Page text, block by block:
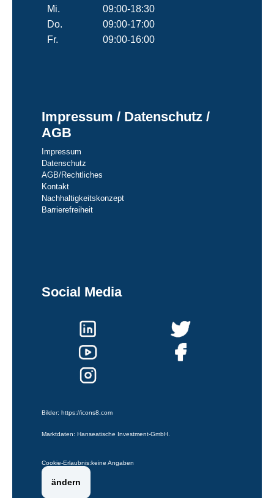
Mi.
09:00-18:30
Do.
09:00-17:00
Fr.
09:00-16:00
Impressum / Datenschutz /
AGB
Impressum
Datenschutz
AGB/Rechtliches
Kontakt
Nachhaltigkeitskonzept
Barrierefreiheit
Social Media
Bilder: https://icons8.com
Marktdaten: Hanseatische Investment-GmbH.
Cookie-Erlaubnis:keine Angaben
ändern